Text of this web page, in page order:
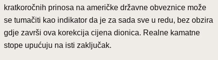
kratkoročnih prinosa na američke državne obveznice može
se tumačiti kao indikator da je za sada sve u redu, bez obzira
gdje završi ova korekcija cijena dionica. Realne kamatne
stope upućuju na isti zaključak.